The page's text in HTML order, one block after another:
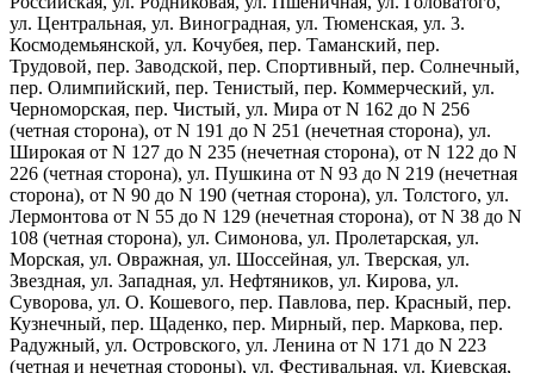
ул. Центральная, ул. Виноградная, ул. Тюменская, ул. 3.
Космодемьянской, ул. Кочубея, пер. Таманский, пер.
Трудовой, пер. Заводской, пер. Спортивный, пер. Солнечный,
пер. Олимпийский, пер. Тенистый, пер. Коммерческий, ул.
Черноморская, пер. Чистый, ул. Мира от N 162 до N 256
(четная сторона), от N 191 до N 251 (нечетная сторона), ул.
Широкая от N 127 до N 235 (нечетная сторона), от N 122 до N
226 (четная сторона), ул. Пушкина от N 93 до N 219 (нечетная
сторона), от N 90 до N 190 (четная сторона), ул. Толстого, ул.
Лермонтова от N 55 до N 129 (нечетная сторона), от N 38 до N
108 (четная сторона), ул. Симонова, ул. Пролетарская, ул.
Морская, ул. Овражная, ул. Шоссейная, ул. Тверская, ул.
Звездная, ул. Западная, ул. Нефтяников, ул. Кирова, ул.
Суворова, ул. О. Кошевого, пер. Павлова, пер. Красный, пер.
Кузнечный, пер. Щаденко, пер. Мирный, пер. Маркова, пер.
Радужный, ул. Островского, ул. Ленина от N 171 до N 223
(четная и нечетная стороны), ул. Фестивальная, ул. Киевская,